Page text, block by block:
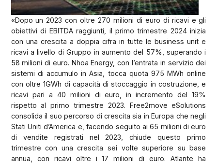
«Dopo un 2023 con oltre 270 milioni di euro di ricavi e gli
obiettivi di EBITDA raggiunti, il primo trimestre 2024 inizia
con una crescita a doppia cifra in tutte le business unit e
ricavi a livello di Gruppo in aumento del 57%, superando i
58 milioni di euro. Nhoa Energy, con l’entrata in servizio dei
sistemi di accumulo in Asia, tocca quota 975 MWh online
con oltre 1GWh di capacità di stoccaggio in costruzione, e
ricavi pari a 40 milioni di euro, in incremento del 19%
rispetto al primo trimestre 2023. Free2move eSolutions
consolida il suo percorso di crescita sia in Europa che negli
Stati Uniti d’America e, facendo seguito ai 65 milioni di euro
di vendite registrati nel 2023, chiude questo primo
trimestre con una crescita sei volte superiore su base
annua, con ricavi oltre i 17 milioni di euro. Atlante ha